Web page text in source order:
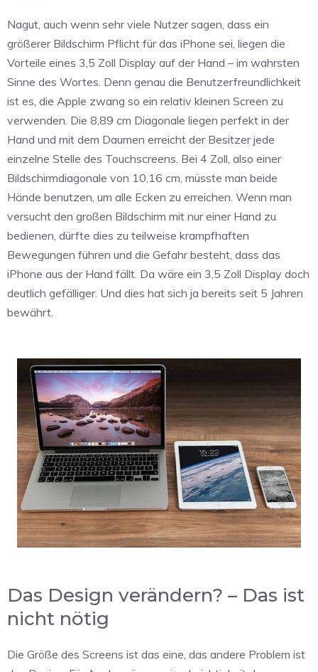
Nagut, auch wenn sehr viele Nutzer sagen, dass ein
größerer Bildschirm Pflicht für das iPhone sei, liegen die
Vorteile eines 3,5 Zoll Display auf der Hand – im wahrsten
Sinne des Wortes. Denn genau die Benutzerfreundlichkeit
ist es, die Apple zwang so ein relativ kleinen Screen zu
verwenden. Die 8,89 cm Diagonale liegen perfekt in der
Hand und mit dem Daumen erreicht der Besitzer jede
einzelne Stelle des Touchscreens. Bei 4 Zoll, also einer
Bildschirmdiagonale von 10,16 cm, müsste man beide
Hände benutzen, um alle Ecken zu erreichen. Wenn man
versucht den großen Bildschirm mit nur einer Hand zu
bedienen, dürfte dies zu teilweise krampfhaften
Bewegungen führen und die Gefahr besteht, dass das
iPhone aus der Hand fällt. Da wäre ein 3,5 Zoll Display doch
deutlich gefälliger. Und dies hat sich ja bereits seit 5 Jahren
bewährt.
Das Design verändern? – Das ist
nicht nötig
Die Größe des Screens ist das eine, das andere Problem ist